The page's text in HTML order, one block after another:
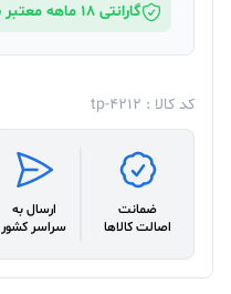
گارانتی 18 ماهه معتبر شرکتی
کد کالا : tp-4212
ضمانت
اصالت کالاها
ارسال به
سراسر کشور